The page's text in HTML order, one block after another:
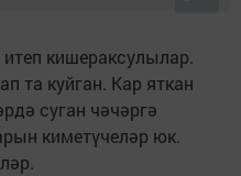
кишераксулылар.
та куйган. Кар яткан
суган чәчәргә
киметүчеләр юк.